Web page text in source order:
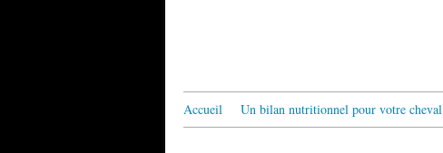
Accueil Un bilan nutritionnel pour votre cheval